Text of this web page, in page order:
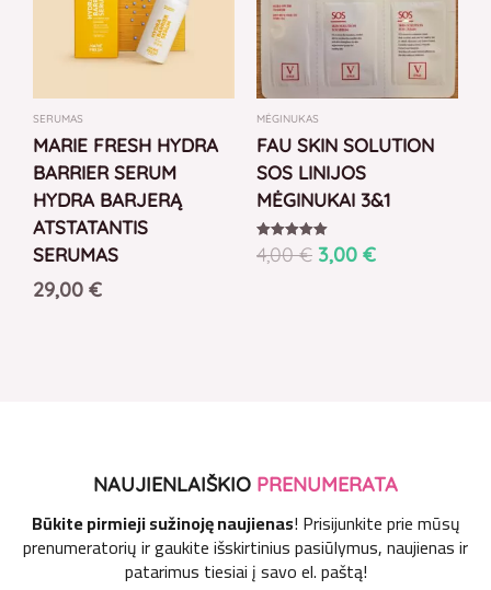
SERUMAS
MARIE FRESH HYDRA
BARRIER SERUM
HYDRA BARJERĄ
ATSTATANTIS
SERUMAS
29,00 €
MĖGINUKAS
FAU SKIN SOLUTION
SOS LINIJOS
MĖGINUKAI 3&1
Įvertinimas:
5.00
4,00€ 3,00 €
NAUJIENLAIŠKIO PRENUMERATA
Būkite pirmieji sužinoję naujienas! Prisijunkite prie mūsų
prenumeratorių ir gaukite išskirtinius pasiūlymus, naujienas ir
patarimus tiesiai į savo el. paštą!